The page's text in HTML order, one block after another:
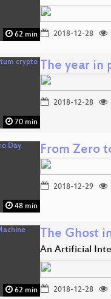
62 min 2018-12-28
70 min
The year in
2018-12-28
48 min
From Zero
2018-12-29
62 min
The Ghost
An Artificial
2018-12-28